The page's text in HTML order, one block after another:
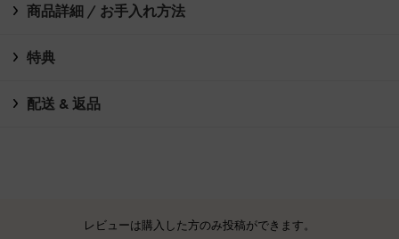
商品詳細 / お手入れ方法
特典
配送 & 返品
レビューは購入した方のみ投稿ができます。